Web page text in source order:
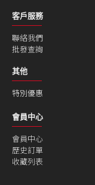
客戶服務
聯絡我們
批發查詢
其他
特別優惠
會員中心
會員中心
歷史訂單
收藏列表